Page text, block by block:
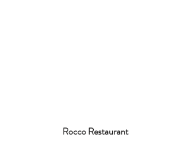
Rocco Restaurant